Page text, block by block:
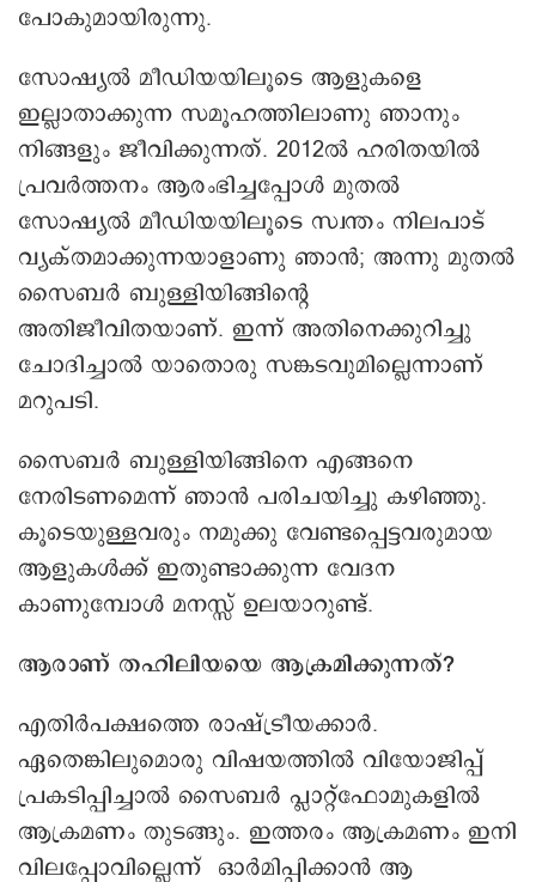
പോകുമായിരുന്നു.
സോഷ്യല്‍ മീഡിയയിലൂടെ ആളുകളെ
ഇല്ലാതാക്കുന്ന സമൂഹത്തിലാണു ഞാനും
നിങ്ങളും ജീവിക്കുന്നത്. 2012ല്‍ ഹരിതയില്‍
പ്രവര്‍ത്തനം ആരംഭിച്ചപ്പോള്‍ മുതല്‍
സോഷ്യല്‍ മീഡിയയിലൂടെ സ്വന്തം നിലപാട്
വ്യക്തമാക്കുന്നയാളാണു ഞാന്‍; അന്നു മുതല്‍
സൈബര്‍ ബുള്ളിയിങ്ങിന്റെ
അതിജീവിതയാണ്. ഇന്ന് അതിനെക്കുറിച്ചു
ചോദിച്ചാല്‍ യാതൊരു സങ്കടവുമില്ലെന്നാണ്
മറുപടി.
സൈബര്‍ ബുള്ളിയിങ്ങിനെ എങ്ങനെ
നേരിടണമെന്ന് ഞാന്‍ പരിചയിച്ചു കഴിഞ്ഞു.
കൂടെയുള്ളവരും നമുക്കു വേണ്ടപ്പെട്ടവരുമായ
ആളുകള്‍ക്ക് ഇതുണ്ടാക്കുന്ന വേദന
കാണുമ്പോള്‍ മനസ്സ് ഉലയാറുണ്ട്.
ആരാണ് തഹിലിയയെ ആക്രമിക്കുന്നത്?
എതിര്‍പക്ഷത്തെ രാഷ്ട്രീയക്കാര്‍.
ഏതെങ്കിലുമൊരു വിഷയത്തിൽ വിയോജിപ്പ്
പ്രകടിപ്പിച്ചാല്‍ സൈബര്‍ പ്ലാറ്റ്‌ഫോമുകളിൽ
ആക്രമണം തുടങ്ങും. ഇത്തരം ആക്രമണം ഇനി
വിലപ്പോവില്ലെന്ന് ഓര്‍മിപ്പിക്കാന്‍ ആ